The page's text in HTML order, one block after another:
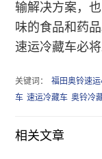
输解决方案，
味的食品和药
速运冷藏车必
关键词： 福田奥铃速
车 速运冷藏车 奥铃冷
相关文章